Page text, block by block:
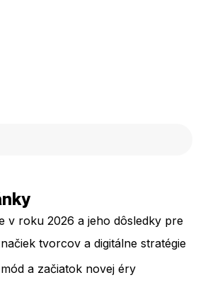
v roku 2026 a jeho dôsledky pre
tvorcov a digitálne stratégie
a začiatok novej éry